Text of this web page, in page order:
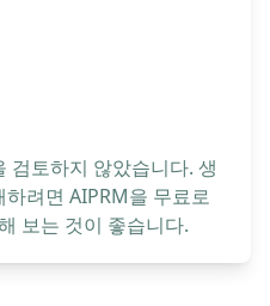
검토하지 않았습니다. 생
려면 AIPRM을 무료로
보는 것이 좋습니다.